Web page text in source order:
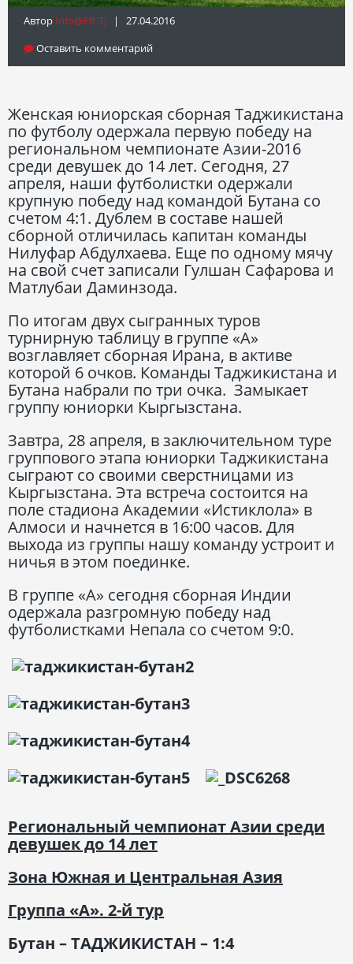
Автор Info@fft.tj | 27.04.2016
Оставить комментарий
Женская юниорская сборная Таджикистана
по футболу одержала первую победу на
региональном чемпионате Азии-2016
среди девушек до 14 лет. Сегодня, 27
апреля, наши футболистки одержали
крупную победу над командой Бутана со
счетом 4:1. Дублем в составе нашей
сборной отличилась капитан команды
Нилуфар Абдулхаева. Еще по одному мячу
на свой счет записали Гулшан Сафарова и
Матлубаи Даминзода.
По итогам двух сыгранных туров
турнирную таблицу в группе «А»
возглавляет сборная Ирана, в активе
которой 6 очков. Команды Таджикистана и
Бутана набрали по три очка. Замыкает
группу юниорки Кыргызстана.
Завтра, 28 апреля, в заключительном туре
группового этапа юниорки Таджикистана
сыграют со своими сверстницами из
Кыргызстана. Эта встреча состоится на
поле стадиона Академии «Истиклола» в
Алмоси и начнется в 16:00 часов. Для
выхода из группы нашу команду устроит и
ничья в этом поединке.
В группе «А» сегодня сборная Индии
одержала разгромную победу над
футболистками Непала со счетом 9:0.
Региональный чемпионат Азии среди
девушек до 14 лет
Зона Южная и Центральная Азия
Группа «А». 2-й тур
Бутан – ТАДЖИКИСТАН – 1:4